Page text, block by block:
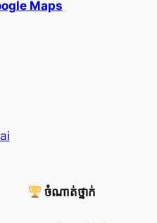
Maps
ចំណាត់ថ្នាក់